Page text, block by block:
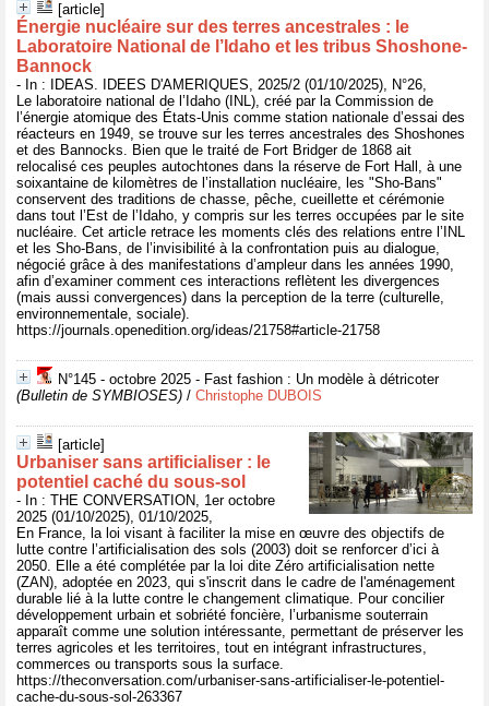
[article]
Énergie nucléaire sur des terres ancestrales : le
Laboratoire National de l’Idaho et les tribus Shoshone-
Bannock
- In : IDEAS. IDEES D'AMERIQUES, 2025/2 (01/10/2025), N°26,
Le laboratoire national de l’Idaho (INL), créé par la Commission de
l’énergie atomique des États-Unis comme station nationale d’essai des
réacteurs en 1949, se trouve sur les terres ancestrales des Shoshones
et des Bannocks. Bien que le traité de Fort Bridger de 1868 ait
relocalisé ces peuples autochtones dans la réserve de Fort Hall, à une
soixantaine de kilomètres de l’installation nucléaire, les "Sho-Bans"
conservent des traditions de chasse, pêche, cueillette et cérémonie
dans tout l’Est de l’Idaho, y compris sur les terres occupées par le site
nucléaire. Cet article retrace les moments clés des relations entre l’INL
et les Sho-Bans, de l’invisibilité à la confrontation puis au dialogue,
négocié grâce à des manifestations d’ampleur dans les années 1990,
afin d’examiner comment ces interactions reflètent les divergences
(mais aussi convergences) dans la perception de la terre (culturelle,
environnementale, sociale).
https://journals.openedition.org/ideas/21758#article-21758
N°145 - octobre 2025 - Fast fashion : Un modèle à détricoter
(Bulletin de SYMBIOSES) / Christophe DUBOIS
[article]
Urbaniser sans artificialiser : le
potentiel caché du sous-sol
- In : THE CONVERSATION, 1er octobre
2025 (01/10/2025), 01/10/2025,
En France, la loi visant à faciliter la mise en œuvre des objectifs de
lutte contre l’artificialisation des sols (2003) doit se renforcer d’ici à
2050. Elle a été complétée par la loi dite Zéro artificialisation nette
(ZAN), adoptée en 2023, qui s'inscrit dans le cadre de l'aménagement
durable lié à la lutte contre le changement climatique. Pour concilier
développement urbain et sobriété foncière, l’urbanisme souterrain
apparaît comme une solution intéressante, permettant de préserver les
terres agricoles et les territoires, tout en intégrant infrastructures,
commerces ou transports sous la surface.
https://theconversation.com/urbaniser-sans-artificialiser-le-potentiel-
cache-du-sous-sol-263367